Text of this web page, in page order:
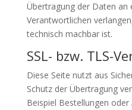
Übertragung der Daten an
Verantwortlichen
technisch machbar ist.
SSL- bzw. TLS-
Diese Seite nutzt aus
Schutz der Übertragung
Beispiel Bestellungen